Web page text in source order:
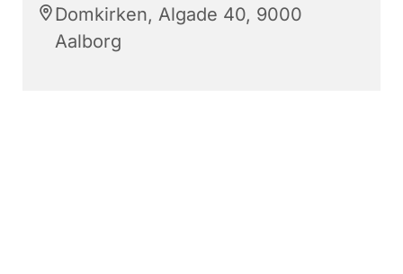
Domkirken, Algade 40, 9000
Aalborg